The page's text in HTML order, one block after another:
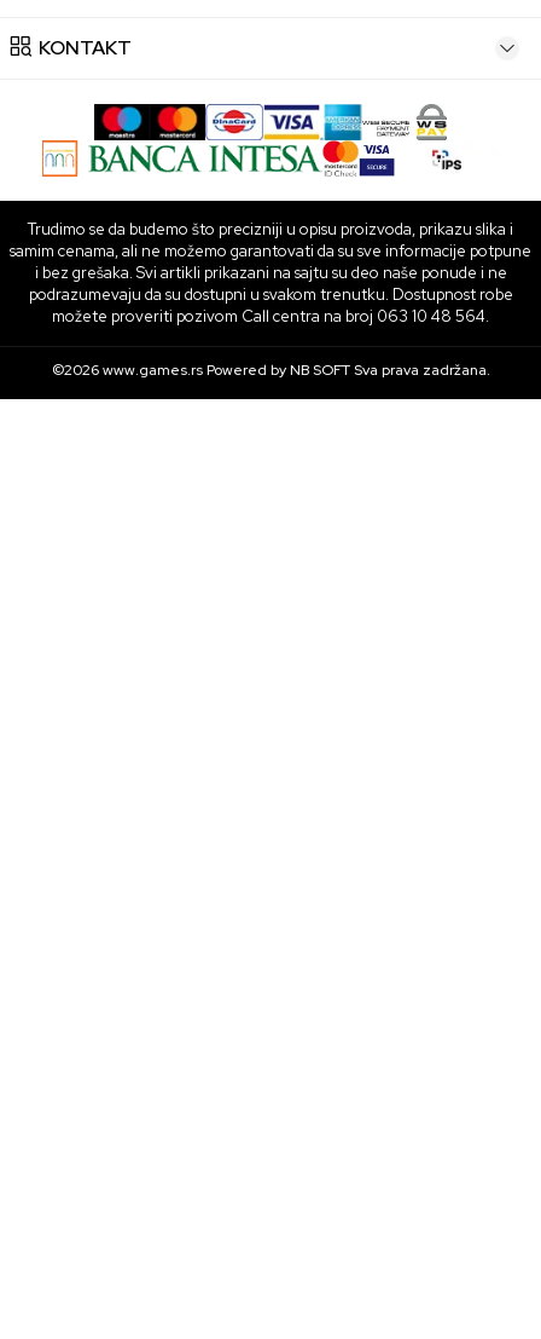
KONTAKT
Trudimo se da budemo što precizniji u opisu proizvoda, prikazu slika i
samim cenama, ali ne možemo garantovati da su sve informacije potpune
i bez grešaka. Svi artikli prikazani na sajtu su deo naše ponude i ne
podrazumevaju da su dostupni u svakom trenutku. Dostupnost robe
možete proveriti pozivom Call centra na broj 063 10 48 564.
©2026www.games.rs Powered byNB SOFTSva prava zadržana.